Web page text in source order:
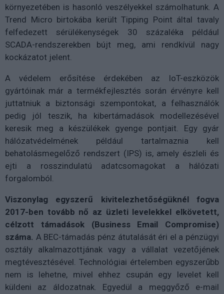
környezetében is hasonló veszélyekkel számolhatunk. A
Trend Micro birtokába került Tipping Point által tavaly
felfedezett sérülékenységek 30 százaléka például
SCADA-rendszerekben bújt meg, ami rendkívül nagy
kockázatot jelent.
A védelem erősítése érdekében az IoT-eszközök
gyártóinak már a termékfejlesztés során érvényre kell
juttatniuk a biztonsági szempontokat, a felhasználók
pedig jól teszik, ha kibertámadások modellezésével
keresik meg a készülékek gyenge pontjait. Egy gyár
hálózatvédelmének például tartalmaznia kell
behatolásmegelőző rendszert (IPS) is, amely észleli és
ejti a rosszindulatú adatcsomagokat a hálózati
forgalomból.
Viszonylag egyszerű kivitelezhetőségüknél fogva
2017-ben tovább nő az üzleti levelekkel elkövetett,
célzott támadások (Business Email Compromise)
száma. A BEC-támadás pénz átutalását éri el a pénzügyi
osztály alkalmazottjának vagy a vállalat vezetőjének
megtévesztésével. Technológiai értelemben egyszerűbb
nem is lehetne, mivel ehhez csupán egy levelet kell
küldeni az áldozatnak. Egyedül a meggyőző e-mail